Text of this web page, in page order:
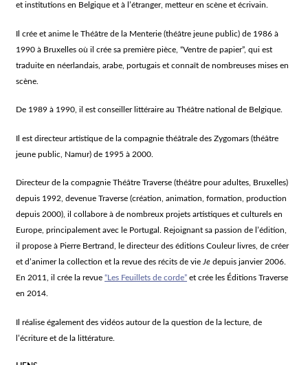
et institutions en Belgique et à l’étranger, metteur en scène et écrivain.
Il crée et anime le Théâtre de la Menterie (théâtre jeune public) de 1986 à
1990 à Bruxelles où il crée sa première pièce, “Ventre de papier”, qui est
traduite en néerlandais, arabe, portugais et connaît de nombreuses mises en
scène.
De 1989 à 1990, il est conseiller littéraire au Théâtre national de Belgique.
Il est directeur artistique de la compagnie théâtrale des Zygomars (théâtre
jeune public, Namur) de 1995 à 2000.
Directeur de la compagnie Théâtre Traverse (théâtre pour adultes, Bruxelles)
depuis 1992, devenue Traverse (création, animation, formation, production
depuis 2000), il collabore à de nombreux projets artistiques et culturels en
Europe, principalement avec le Portugal. Rejoignant sa passion de l’édition,
il propose à Pierre Bertrand, le directeur des éditions Couleur livres, de créer
et d’animer la collection et la revue des récits de vie Je depuis janvier 2006.
En 2011, il crée la revue“Les Feuillets de corde” et crée les Éditions Traverse
en 2014.
Il réalise également des vidéos autour de la question de la lecture, de
l’écriture et de la littérature.